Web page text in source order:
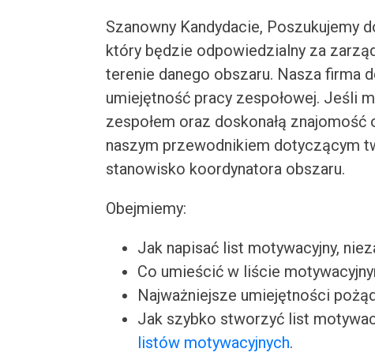
Szanowny Kandydacie, Poszukujemy
który będzie odpowiedzialny za
terenie danego obszaru. Nasza firma
umiejętność pracy zespołowej. Jeśli
zespołem oraz doskonałą
naszym przewodnikiem dotyczącym
stanowisko koordynatora obszaru.
Obejmiemy:
Jak napisać list motywacyjny,
Co umieścić w liście
Najważniejsze umiejętności
Jak szybko stworzyć list
listów motywacyjnych.